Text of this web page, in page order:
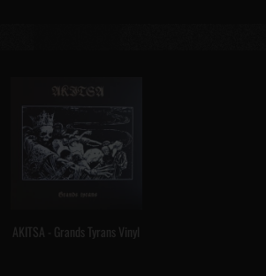
AKITSA - Grands Tyrans Vinyl